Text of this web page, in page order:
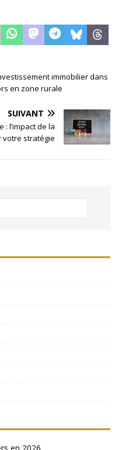
immobilier dans
en zone rurale
SUIVANT
l’impact de la
votre stratégie